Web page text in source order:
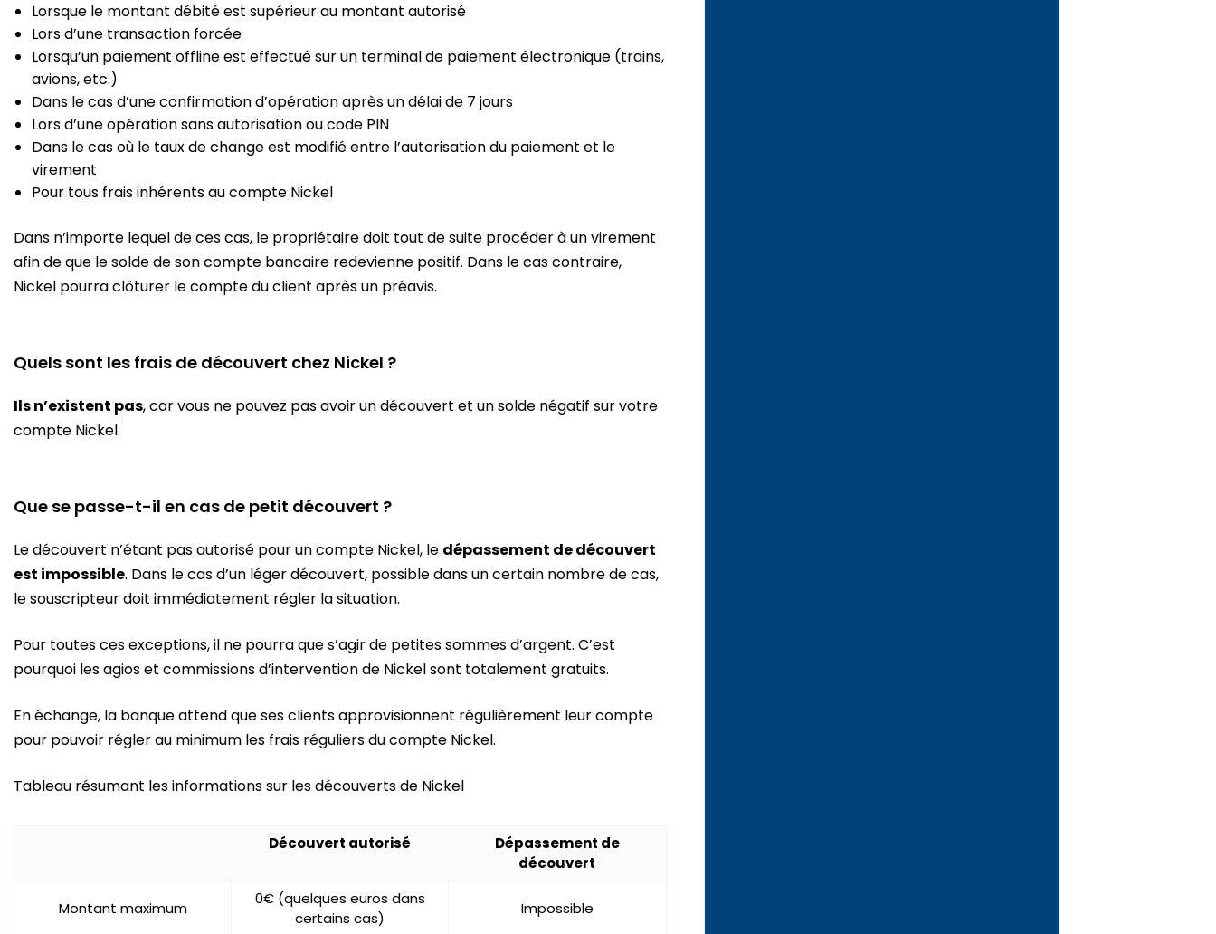
Lorsque le montant débité est supérieur au montant autorisé
Lors d’une transaction forcée
Lorsqu’un paiement offline est effectué sur un terminal de paiement électronique (trains,
avions, etc.)
Dans le cas d’une confirmation d’opération après un délai de 7 jours
Lors d’une opération sans autorisation ou code PIN
Dans le cas où le taux de change est modifié entre l’autorisation du paiement et le
virement
Pour tous frais inhérents au compte Nickel
Dans n’importe lequel de ces cas, le propriétaire doit tout de suite procéder à un virement
afin de que le solde de son compte bancaire redevienne positif. Dans le cas contraire,
Nickel pourra clôturer le compte du client après un préavis.
Quels sont les frais de découvert chez Nickel ?
Ils n’existent pas, car vous ne pouvez pas avoir un découvert et un solde négatif sur votre
compte Nickel.
Que se passe-t-il en cas de petit découvert ?
Le découvert n’étant pas autorisé pour un compte Nickel, le dépassement de découvert
est impossible. Dans le cas d’un léger découvert, possible dans un certain nombre de cas,
le souscripteur doit immédiatement régler la situation.
Pour toutes ces exceptions, il ne pourra que s’agir de petites sommes d’argent. C’est
pourquoi les agios et commissions d’intervention de Nickel sont totalement gratuits.
En échange, la banque attend que ses clients approvisionnent régulièrement leur compte
pour pouvoir régler au minimum les frais réguliers du compte Nickel.
Tableau résumant les informations sur les découverts de Nickel
Découvert autorisé
Dépassement de
découvert
Montant maximum
0€ (quelques euros dans
certains cas)
Impossible